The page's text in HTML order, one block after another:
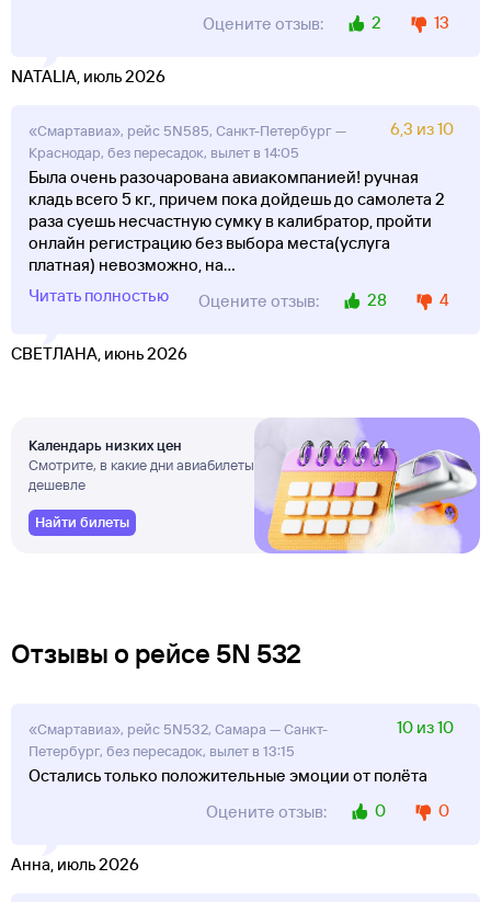
Оцените отзыв:
2 13
NATALIA, июль 2026
«Смартавиа», рейс 5N585, Санкт-Петербург —
Краснодар, без пересадок, вылет в 14:05
6,3 из 10
Была очень разочарована авиакомпанией! ручная
кладь всего 5 кг., причем пока дойдешь до самолета 2
раза суешь несчастную сумку в калибратор, пройти
онлайн регистрацию без выбора места(услуга
платная) невозможно, на...
Читать полностью
Оцените отзыв: 28 4
СВЕТЛАНА, июнь 2026
Календарь низких цен
Смотрите, в какие дни авиабилеты
дешевле
Найти билеты
Отзывы о рейсе 5N 532
«Смартавиа», рейс 5N532, Самара — Санкт-
Петербург, без пересадок, вылет в 13:15
10 из 10
Остались только положительные эмоции от полёта
Оцените отзыв:
0 0
Анна, июль 2026